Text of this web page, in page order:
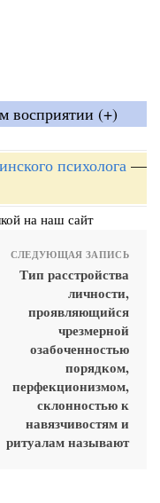
восприятии (+)
психолога —
на наш сайт
СЛЕДУЮЩАЯ ЗАПИСЬ
Тип расстройства
личности,
проявляющийся
чрезмерной
озабоченностью
порядком,
перфекционизмом,
склонностью к
навязчивостям и
ритуалам называют